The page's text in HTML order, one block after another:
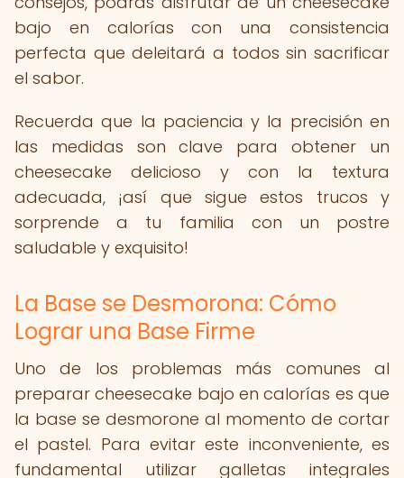
bajo en calorías con una consistencia
perfecta que deleitará a todos sin sacrificar
el sabor.
Recuerda que la paciencia y la precisión en
las medidas son clave para obtener un
cheesecake delicioso y con la textura
adecuada, ¡así que sigue estos trucos y
sorprende a tu familia con un postre
saludable y exquisito!
La Base se Desmorona: Cómo
Lograr una Base Firme
Uno de los problemas más comunes al
preparar cheesecake bajo en calorías es que
la base se desmorone al momento de cortar
el pastel. Para evitar este inconveniente, es
fundamental utilizar galletas integrales